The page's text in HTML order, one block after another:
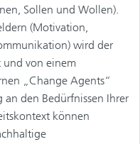
Sollen und Wollen).
(Motivation,
wird der
von einem
„Change Agents“
den Bedürfnissen Ihrer
können